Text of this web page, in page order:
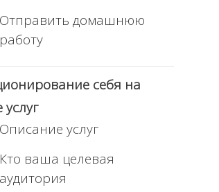
Отправить домашнюю
работу
себя на
Описание услуг
Кто ваша целевая
аудитория